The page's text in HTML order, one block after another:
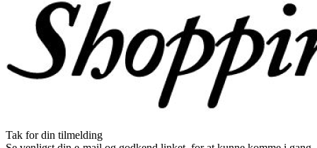
Tak for din tilmelding